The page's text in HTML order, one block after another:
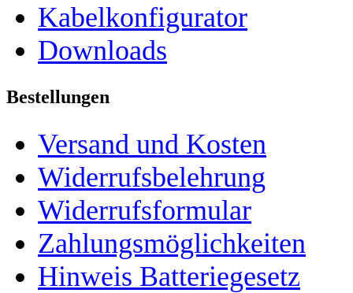
Kabelkonfigurator
Downloads
Bestellungen
Versand und Kosten
Widerrufsbelehrung
Widerrufsformular
Zahlungsmöglichkeiten
Hinweis Batteriegesetz